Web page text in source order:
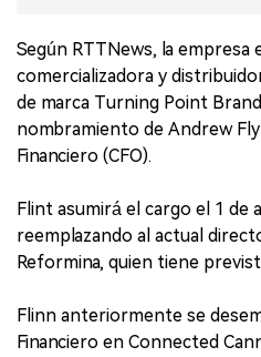
Según RTTNews, la
comercializadora y
de marca Turning Point
nombramiento de Andrew
Financiero (CFO).
Flint asumirá el cargo el 1 de
reemplazando al actual
Reformina, quien tiene
Flinn anteriormente se
Financiero en Connected